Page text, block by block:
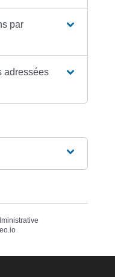
par
adressées